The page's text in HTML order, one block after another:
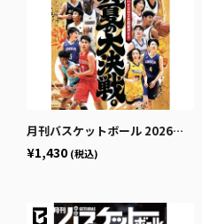
月刊バスケットボール 2026年9月号 (発売日2026年7月24日)
¥1,430 (税込)